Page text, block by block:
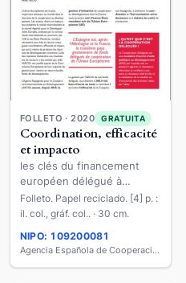
FOLLETO · 2020 GRATUITA
Coordination, efficacité
et impacto
les clés du financement
européen délégué à
l'Espagne
Folleto. Papel reciclado. [4] p. :
il. col., gráf. col.. · 30 cm.
NIPO: 109200081
Agencia Española de Cooperación Internacional para el Desarrollo